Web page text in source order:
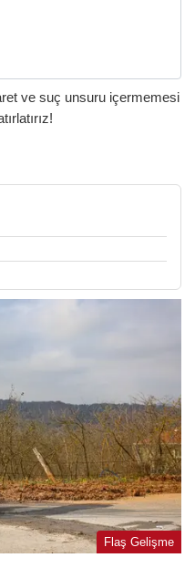
ve suç unsuru içermemesi
Flaş Gelişme